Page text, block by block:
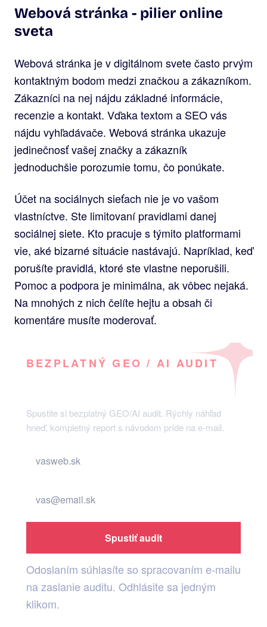
Webová stránka - pilier online
sveta
Webová stránka je v digitálnom svete často prvým
kontaktným bodom medzi značkou a zákazníkom.
Zákazníci na nej nájdu základné informácie,
recenzie a kontakt. Vďaka textom a SEO vás
nájdu vyhľadávače. Webová stránka ukazuje
jedinečnosť vašej značky a zákazník
jednoduchšie porozumie tomu, čo ponúkate.
Účet na sociálnych sieťach nie je vo vašom
vlastníctve. Ste limitovaní pravidlami danej
sociálnej siete. Kto pracuje s týmito platformami
vie, aké bizarné situácie nastávajú. Napríklad, keď
porušíte pravidlá, ktoré ste vlastne neporušili.
Pomoc a podpora je minimálna, ak vôbec nejaká.
Na mnohých z nich čelíte hejtu a obsah či
komentáre musíte moderovať.
BEZPLATNÝ GEO / AI AUDIT
Spustite si bezplatný GEO/AI audit. Rýchly náhľad
hneď, kompletný report s návodom príde na e-mail.
Spustiť audit
Odoslaním súhlasíte so spracovaním e-mailu
na zaslanie auditu. Odhlásite sa jedným
klikom.